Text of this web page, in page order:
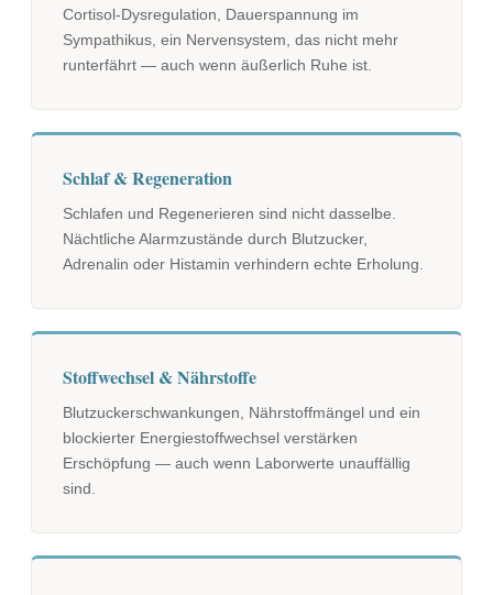
Cortisol-Dysregulation, Dauerspannung im
Sympathikus, ein Nervensystem, das nicht mehr
runterfährt — auch wenn äußerlich Ruhe ist.
Schlaf & Regeneration
Schlafen und Regenerieren sind nicht dasselbe.
Nächtliche Alarmzustände durch Blutzucker,
Adrenalin oder Histamin verhindern echte Erholung.
Stoffwechsel & Nährstoffe
Blutzuckerschwankungen, Nährstoffmängel und ein
blockierter Energiestoffwechsel verstärken
Erschöpfung — auch wenn Laborwerte unauffällig
sind.